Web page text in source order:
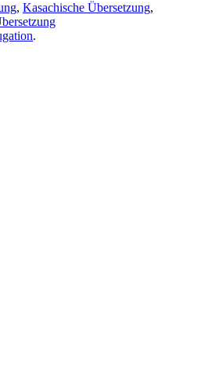
, Kasachische Übersetzung,
.